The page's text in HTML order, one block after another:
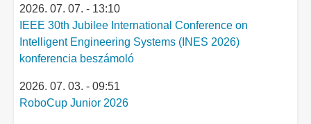
2026. 07. 07. - 13:10
IEEE 30th Jubilee International Conference on
Intelligent Engineering Systems (INES 2026)
konferencia beszámoló
2026. 07. 03. - 09:51
RoboCup Junior 2026